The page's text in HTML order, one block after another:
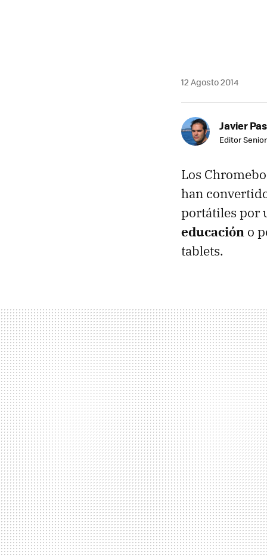
12 Agosto 2014
Javier
Editor
Los
han
portátiles por
educación o
tablets.